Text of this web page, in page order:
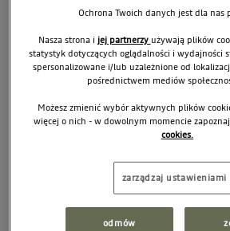
8201754065Ochrona Twoich danych jest dla nas
Nasza strona i jej partnerzy używają plików
statystyk dotyczących oglądalności i wydajności
spersonalizowane i/lub uzależnione od
pośrednictwem mediów
Możesz zmienić wybór aktywnych plików
więcej o nich - w dowolnym momencie
cookies.
zarządzaj ustawieniami
odmów